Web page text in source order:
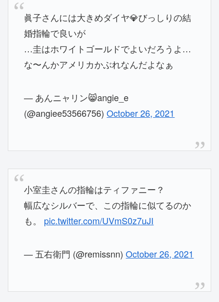
眞子さんには大きめダイヤ💎びっしりの結
婚指輪で良いが
…圭はホワイトゴールドでよいだろうよ…
な〜んかアメリカかぶれなんだよなぁ
— あんニャリン😸angie_e
(@angiee53566756)October 26, 2021
小室圭さんの指輪はティファニー？
幅広なシルバーで、この指輪に似てるのか
も。 pic.twitter.com/UVmS0z7uJI
— 五右衛門 (@remissnn)October 26, 2021